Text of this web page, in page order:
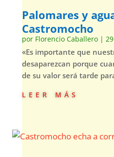
Palomares y
Castromocho
por Florencio Caballero|
«Es importante que
desaparezcan porque
de su valor será tarde
leer más